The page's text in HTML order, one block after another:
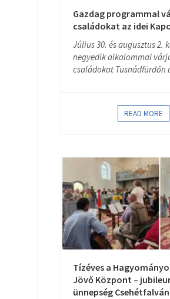
Gazdag programmal
családokat az idei
Július 30. és augusztus 2.
negyedik alkalommal
családokat Tusnádfürdőn
READ MORE
Tízéves a
Jövő Központ –
ünnepség Csehétfalván